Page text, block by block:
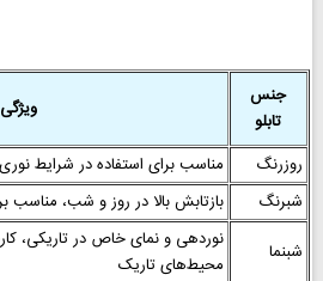
جنس
تابلو
ویژگی
روزرنگ
مناسب برای استفاده در شرایط
شبرنگ
بازتابش بالا در روز و شب، مناسب
شبنما
نوردهی و نمای خاص در تاریکی،
محیط‌های تاریک